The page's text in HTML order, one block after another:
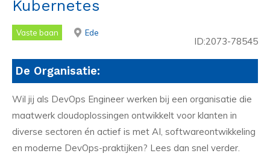
Kubernetes
Vaste baan Ede
ID:2073-78545
De Organisatie:
Wil jij als DevOps Engineer werken bij een organisatie die
maatwerk cloudoplossingen ontwikkelt voor klanten in
diverse sectoren én actief is met AI, softwareontwikkeling
en moderne DevOps-praktijken? Lees dan snel verder.